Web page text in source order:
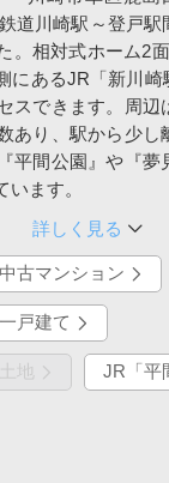
道川崎駅～登戸駅
。相対式ホーム2
にあるJR「新川崎
スできます。周辺
あり、駅から少し
平間公園』や『
ます。
詳しく見る
古マンション
戸建て
地 JR「平